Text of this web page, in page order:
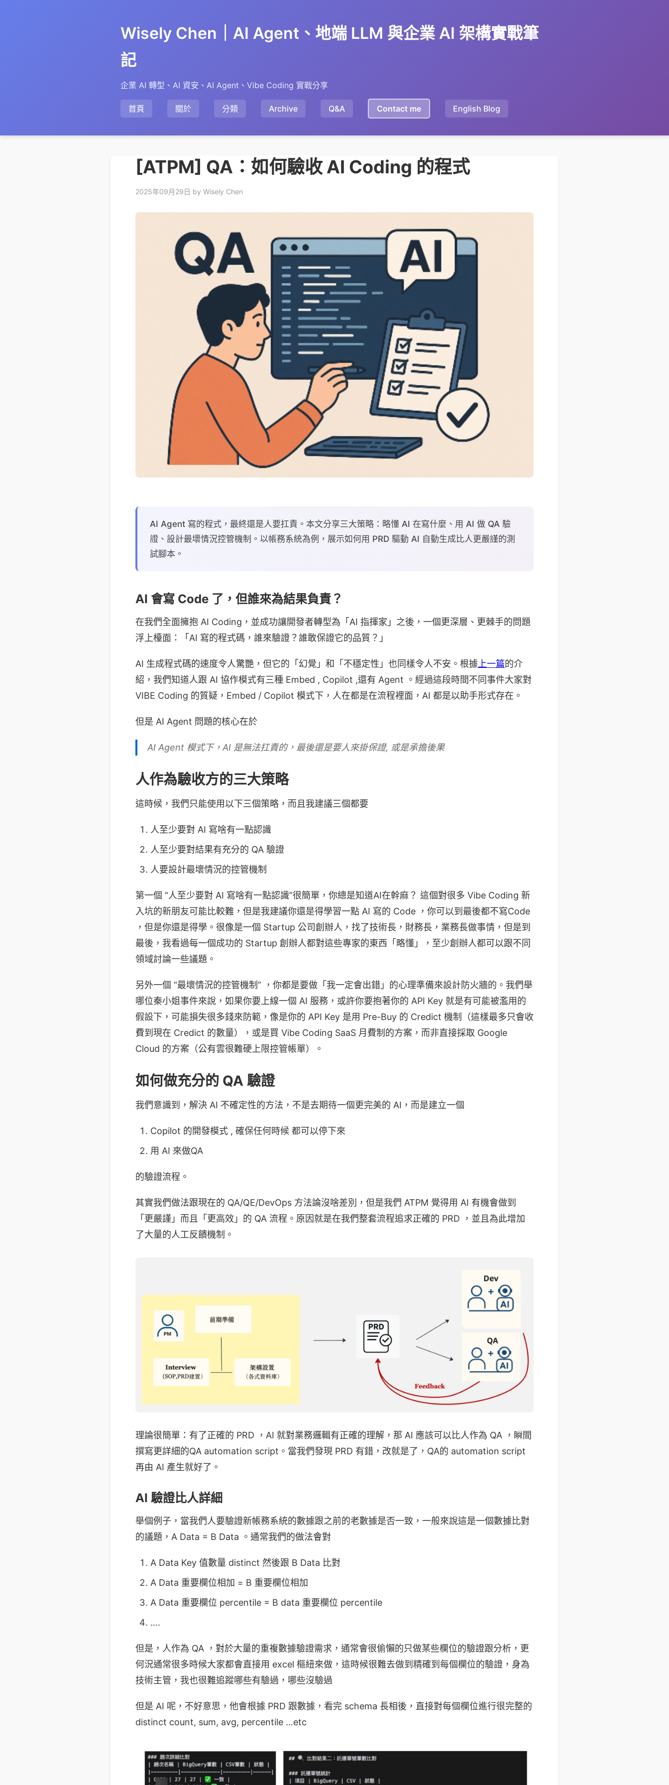
Wisely Chen｜AI Agent、地端 LLM 與企業 AI 架構實戰筆
記
企業 AI 轉型、AI 資安、AI Agent、Vibe Coding 實戰分享
首頁 關於 分類 Archive Q&A Contact me English Blog
[ATPM] QA：如何驗收 AI Coding 的程式
2025年09月29日 by Wisely Chen
AI Agent 寫的程式，最終還是人要扛責。本文分享三大策略：略懂 AI 在寫什麼、用 AI 做 QA 驗
證、設計最壞情況控管機制。以帳務系統為例，展示如何用 PRD 驅動 AI 自動生成比人更嚴謹的測
試腳本。
AI 會寫 Code 了，但誰來為結果負責？
在我們全面擁抱 AI Coding，並成功讓開發者轉型為「AI 指揮家」之後，一個更深層、更棘手的問題
浮上檯面：「AI 寫的程式碼，誰來驗證？誰敢保證它的品質？」
AI 生成程式碼的速度令人驚艷，但它的「幻覺」和「不穩定性」也同樣令人不安。根據 上一篇的介
紹，我們知道人跟 AI 協作模式有三種 Embed , Copilot ,還有 Agent 。經過這段時間不同事件大家對
VIBE Coding 的質疑，Embed / Copilot 模式下，人在都是在流程裡面，AI 都是以助手形式存在。
但是 AI Agent 問題的核心在於
AI Agent 模式下，AI 是無法扛責的，最後還是要人來掛保證, 或是承擔後果
人作為驗收方的三大策略
這時候，我們只能使用以下三個策略，而且我建議三個都要
人至少要對 AI 寫啥有一點認識
人至少要對結果有充分的 QA 驗證
人要設計最壞情況的控管機制
第一個 “人至少要對 AI 寫啥有一點認識”很簡單，你總是知道AI在幹麻？ 這個對很多 Vibe Coding 新
入坑的新朋友可能比較難，但是我建議你還是得學習一點 AI 寫的 Code ，你可以到最後都不寫Code
，但是你還是得學。很像是一個 Startup 公司創辦人，找了技術長，財務長，業務長做事情，但是到
最後，我看過每一個成功的 Startup 創辦人都對這些專家的東西「略懂」，至少創辦人都可以跟不同
領域討論一些議題。
另外一個 “最壞情況的控管機制” ，你都是要做「我一定會出錯」的心理準備來設計防火牆的。我們舉
哪位秦小姐事件來說，如果你要上線一個 AI 服務，或許你要抱著你的 API Key 就是有可能被濫用的
假設下，可能損失很多錢來防範，像是你的 API Key 是用 Pre-Buy 的 Credict 機制（這樣最多只會收
費到現在 Credict 的數量），或是買 Vibe Coding SaaS 月費制的方案，而非直接採取 Google
Cloud 的方案（公有雲很難硬上限控管帳單）。
如何做充分的 QA 驗證
我們意識到，解決 AI 不確定性的方法，不是去期待一個更完美的 AI，而是建立一個
Copilot 的開發模式 , 確保任何時候 都可以停下來
用 AI 來做QA
的驗證流程。
其實我們做法跟現在的 QA/QE/DevOps 方法論沒啥差別，但是我們 ATPM 覺得用 AI 有機會做到
「更嚴謹」而且「更高效」的 QA 流程。原因就是在我們整套流程追求正確的 PRD ，並且為此增加
了大量的人工反饋機制。
理論很簡單：有了正確的 PRD ，AI 就對業務邏輯有正確的理解，那 AI 應該可以比人作為 QA ，瞬間
撰寫更詳細的QA automation script。當我們發現 PRD 有錯，改就是了，QA的 automation script
再由 AI 產生就好了。
AI 驗證比人詳細
舉個例子，當我們人要驗證新帳務系統的數據跟之前的老數據是否一致，一般來說這是一個數據比對
的議題，A Data = B Data 。通常我們的做法會對
A Data Key 值數量 distinct 然後跟 B Data 比對
A Data 重要欄位相加 = B 重要欄位相加
A Data 重要欄位 percentile = B data 重要欄位 percentile
….
但是，人作為 QA ，對於大量的重複數據驗證需求，通常會很偷懶的只做某些欄位的驗證跟分析，更
何況通常很多時候大家都會直接用 excel 樞紐來做，這時候很難去做到精確到每個欄位的驗證，身為
技術主管，我也很難追蹤哪些有驗過，哪些沒驗過
但是 AI 呢，不好意思，他會根據 PRD 跟數據，看完 schema 長相後，直接對每個欄位進行很完整的
distinct count, sum, avg, percentile …etc